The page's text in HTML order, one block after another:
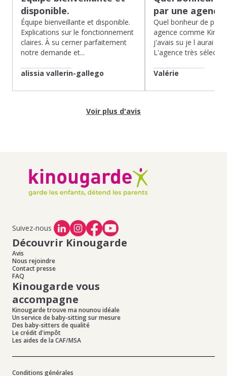
disponible.
Équipe bienveillante et disponible.
Explications sur le fonctionnement
claires. À su cerner parfaitement
notre demande et...
alissia vallerin-gallego
par une
Quel bonheur de
agence comme
j'avais su je l aurai
L'agence très
Valérie
Voir plus d'avis
Suivez-nous
Découvrir Kinougarde
Avis
Nous rejoindre
Contact presse
FAQ
Kinougarde vous
accompagne
Kinougarde trouve ma nounou idéale
Un service de baby-sitting sur mesure
Des baby-sitters de qualité
Le crédit d'impôt
Les aides de la CAF/MSA
Conditions générales